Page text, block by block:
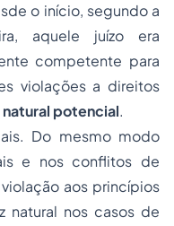
o início, segundo a
aquele juízo era
competente para
violações a direitos
natural potencial.
Do mesmo modo
e nos conflitos de
aos princípios
natural nos casos de